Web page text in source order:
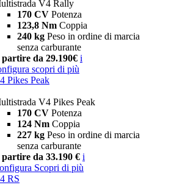
V4 Rally
170 CV Potenza
123,8 Nm Coppia
240 kg Peso in ordine di marcia
senza carburante
partire da 29.190€ i
scopri di più
Pikes Peak
V4 Pikes Peak
170 CV Potenza
124 Nm Coppia
227 kg Peso in ordine di marcia
senza carburante
partire da 33.190 € i
Scopri di più
RS